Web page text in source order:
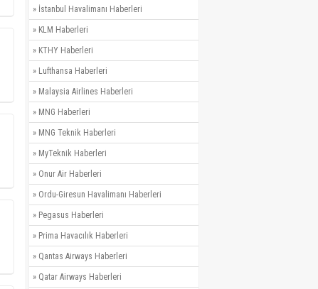
» İstanbul Havalimanı Haberleri
» KLM Haberleri
» KTHY Haberleri
» Lufthansa Haberleri
» Malaysia Airlines Haberleri
» MNG Haberleri
» MNG Teknik Haberleri
» MyTeknik Haberleri
» Onur Air Haberleri
» Ordu-Giresun Havalimanı Haberleri
» Pegasus Haberleri
» Prima Havacılık Haberleri
» Qantas Airways Haberleri
» Qatar Airways Haberleri